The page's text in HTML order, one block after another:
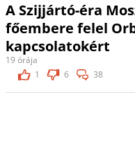
A Szijjártó-éra
főembere felel
kapcsolatokért
19 órája
1
6 38